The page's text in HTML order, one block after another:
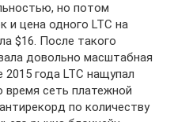
но потом
и цена одного LTC на
$16. После такого
довольно масштабная
года LTC нащупал
время сеть платежной
по количеству